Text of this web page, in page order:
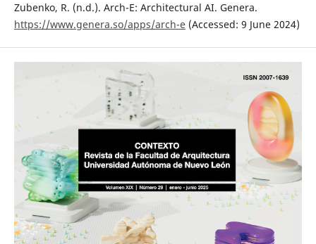
Zubenko, R. (n.d.). Arch-E: Architectural AI. Genera.
https://www.genera.so/apps/arch-e(Accessed: 9 June 2024)